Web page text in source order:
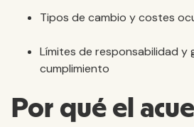
Tipos de cambio y costes
Límites de responsabilidad y
cumplimiento
Por qué el